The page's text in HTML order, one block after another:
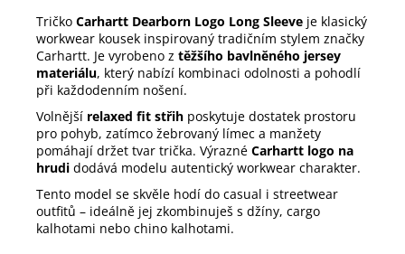
Tričko Carhartt Dearborn Logo Long Sleeve je klasický
workwear kousek inspirovaný tradičním stylem značky
Carhartt. Je vyrobeno z těžšího bavlněného jersey
materiálu, který nabízí kombinaci odolnosti a pohodlí
při každodenním nošení.
Volnější relaxed fit střih poskytuje dostatek prostoru
pro pohyb, zatímco žebrovaný límec a manžety
pomáhají držet tvar trička. Výrazné Carhartt logo na
hrudi dodává modelu autentický workwear charakter.
Tento model se skvěle hodí do casual i streetwear
outfitů – ideálně jej zkombinuješ s džíny, cargo
kalhotami nebo chino kalhotami.